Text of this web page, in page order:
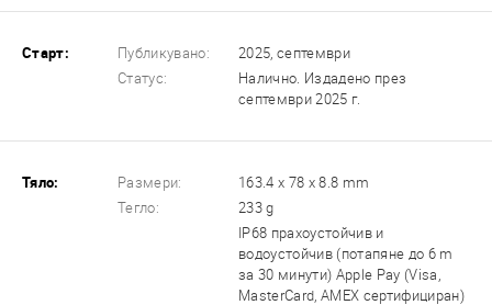
Старт: Публикувано:
2025, септември
Статус:
Налично. Издадено през
септември 2025 г.
Тяло: Размери:
163.4 x 78 x 8.8 mm
Тегло:
233 g
IP68 прахоустойчив и
водоустойчив (потапяне до 6 m
за 30 минути) Apple Pay (Visa,
MasterCard, AMEX сертифициран)